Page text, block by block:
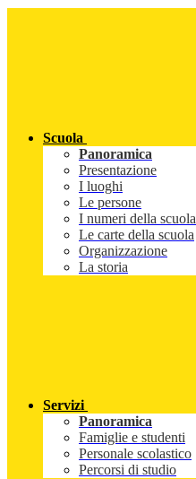
Scuola
Panoramica
Presentazione
I luoghi
Le persone
I numeri della scuola
Le carte della scuola
Organizzazione
La storia
Servizi
Panoramica
Famiglie e studenti
Personale scolastico
Percorsi di studio